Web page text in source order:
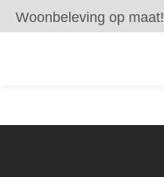
Woonbeleving op maat!